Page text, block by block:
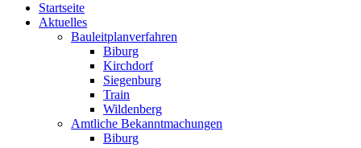
Startseite
Aktuelles
Bauleitplanverfahren
Biburg
Kirchdorf
Siegenburg
Train
Wildenberg
Amtliche Bekanntmachungen
Biburg